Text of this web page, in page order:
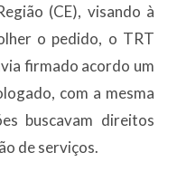
(CE), visando à
o pedido, o TRT
firmado acordo um
com a mesma
buscavam direitos
de serviços.